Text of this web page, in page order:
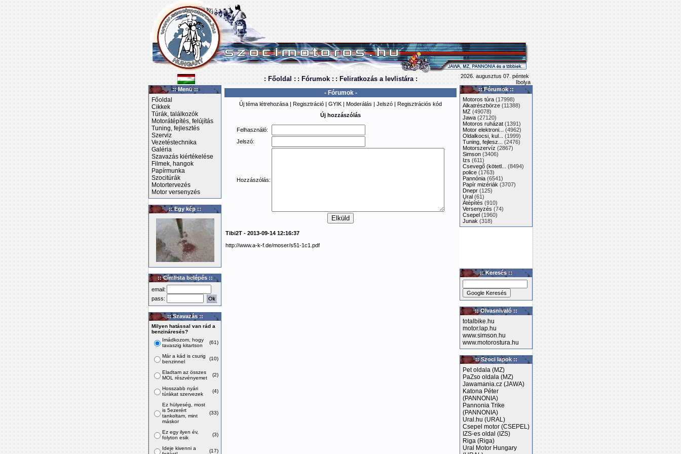
: Főoldal : : Fórumok : : Feliratkozás a levlistára :
2026. augusztus 07. péntek
Ibolya
:: Menü ::
Főoldal
Cikkek
Túrák, találkozók
Motorátépítés, felújítás
Tuning, fejlesztés
Szerviz
Vezetéstechnika
Galéria
Szavazás kiértékelése
Filmek, hangok
Papírmunka
Szocitúrák
Motortervezés
Motor versenyzés
:: Egy kép ::
:: Címlista belépés ::
email:
pass:
:: Szavazás ::
Milyen hatással van rád a
benzináresés?
Imádkozom, hogy
tavaszig kitartson
(61)
Már a kád is csurig
benzinnel
(10)
Eladtam az összes
MOL részvényemet
(2)
Hosszabb nyári
túrákat szervezek
(4)
Ez hülyeség, most
is 5ezerért
tankoltam, mint
máskor
(33)
Ez egy ilyen év,
folyton esik
(3)
Ideje kivenni a
(17)
- Fórumok -
Új téma létrehozása | Regisztráció | GYIK | Moderálás | Jelszó | Regisztrációs kód
Új hozzászólás
Felhasználó:
Jelszó:
Hozzászólás:
Tibi2T - 2013-09-14 12:16:37
http://www.a-k-f.de/moser/s51-1c1.pdf
:: Fórumok ::
Motoros túra (17998)
Alkatrészbörze (11388)
MZ (49078)
Jawa (27120)
Motoros ruházat (1391)
Motor elektroni...
(4962)
Oldalkocsi, kul...
(1999)
Tuning, fejlesz...
(2476)
Motorszervíz (2867)
Simson (3406)
Izs (611)
Csevegő (kötetl...
(8494)
police (1763)
Pannónia (6541)
Papír mizériák (3707)
Dnepr (125)
Ural (61)
Átépítés (910)
Versenyzés (74)
Csepel (1960)
Junak (318)
:: Keresés ::
:: Olvasnivaló ::
totalbike.hu
motor.lap.hu
www.simson.hu
www.motorostura.hu
:: Szoci lapok ::
Pet oldala (MZ)
PaZso oldala (MZ)
Jawamania.cz (JAWA)
Katona Péter
(PANNONIA)
Pannonia Trike
(PANNONIA)
Ural.hu (URAL)
Csepel motor (CSEPEL)
IZS-es oldal (IZS)
Riga (Riga)
Ural Motor Hungary